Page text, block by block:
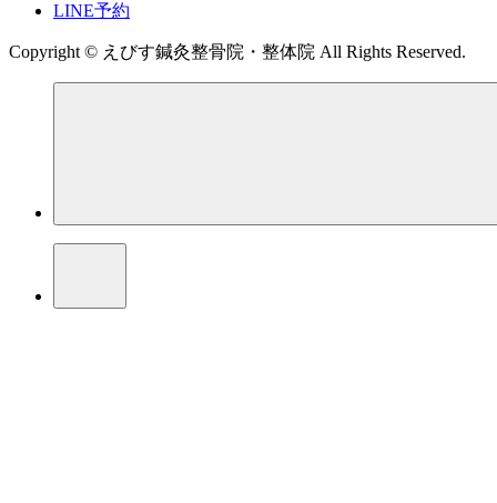
LINE予約
Copyright © えびす鍼灸整骨院・整体院 All Rights Reserved.